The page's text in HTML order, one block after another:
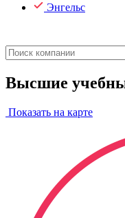
Энгельс
Высшие
Показать на карте